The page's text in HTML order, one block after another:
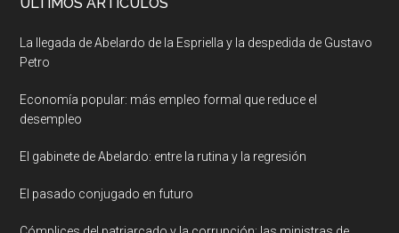
La llegada de Abelardo de la Espriella y la despedida de Gustavo
Petro
Economía popular: más empleo formal que reduce el
desempleo
El gabinete de Abelardo: entre la rutina y la regresión
El pasado conjugado en futuro